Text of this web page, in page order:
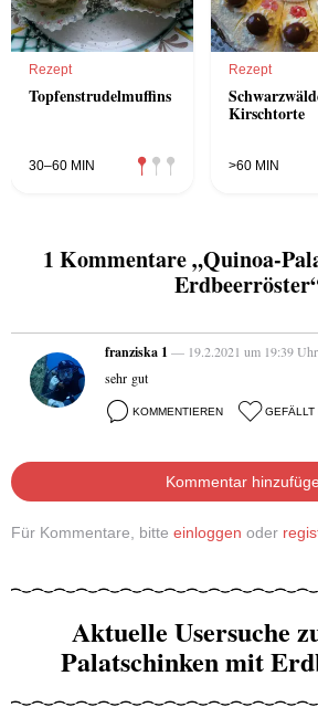
Rezept
Topfenstrudelmuffins
30–60 MIN
Rezept
Kirschtorte
>60 MIN
1 Kommentare „Quinoa-
franziska 1 — 19.2.2021 um 19:39 Uhr
sehr gut
KOMMENTIEREN GEFÄLLT
Kommentar
Für Kommentare, bitte einloggen oder
Aktuelle Usersuche
Palatschinken mit